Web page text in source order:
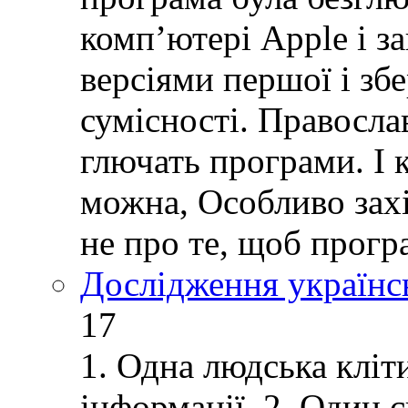
комп’ютері Apple і
версіями першої і
сумісності.
глючать програми. І
можна, Особливо
не про те, щоб
Дослідження
17
1. Одна людська